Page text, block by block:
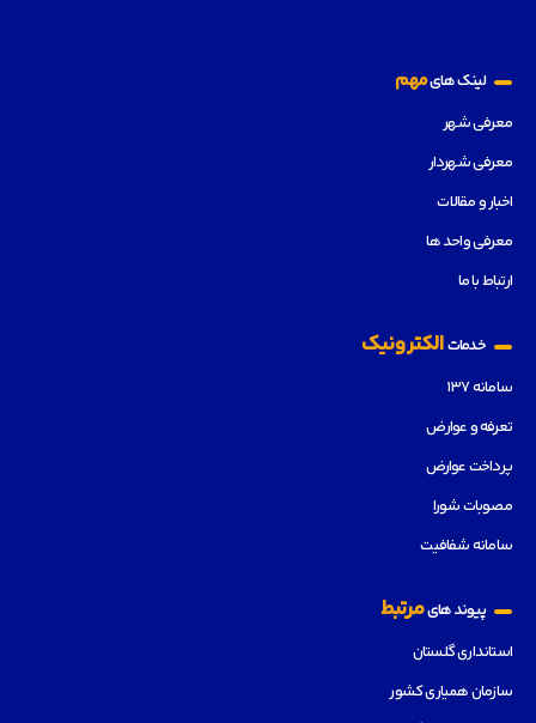
لینک هایمهم
معرفی شهر
معرفی شهردار
اخبار و مقالات
معرفی واحد ها
ارتباط با ما
خدماتالکترونیک
سامانه ۱۳۷
تعرفه و عوارض
پرداخت عوارض
مصوبات شورا
سامانه شفافیت
پیوند هایمرتبط
استانداری گلستان
سازمان همیاری کشور